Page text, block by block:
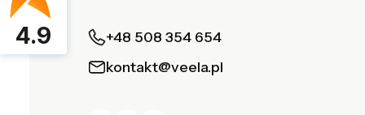
+48 508 354 654
kontakt@veela.pl
4.9